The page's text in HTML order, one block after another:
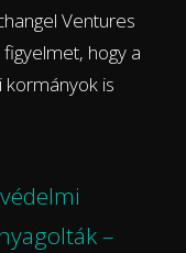
Ventures
hogy a
is
–